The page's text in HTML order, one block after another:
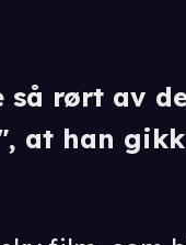
så rørt av
at han